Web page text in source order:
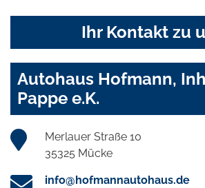
Ihr Kontakt zu
Autohaus Hofmann,
Pappe e.K.
Merlauer Straße 10
35325 Mücke
info@hofmannautohaus.de